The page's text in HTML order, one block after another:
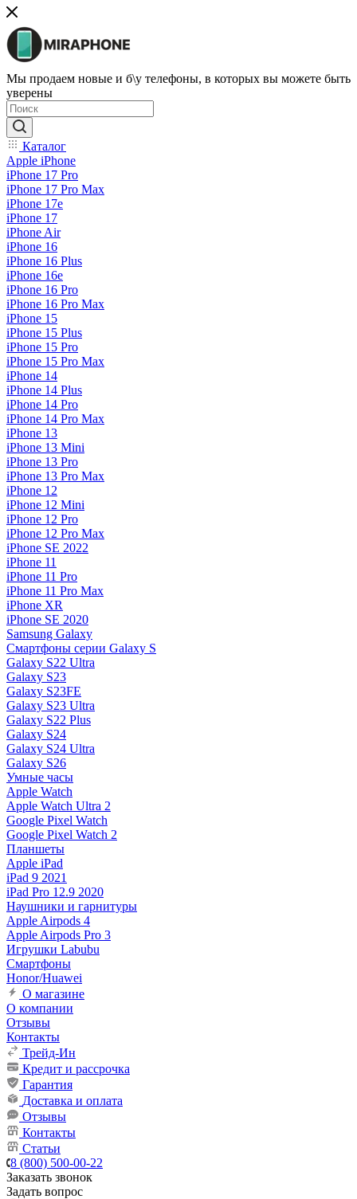
Мы продаем новые и б\у телефоны, в которых вы можете быть
уверены
Каталог
Apple iPhone
iPhone 17 Pro
iPhone 17 Pro Max
iPhone 17e
iPhone 17
iPhone Air
iPhone 16
iPhone 16 Plus
iPhone 16e
iPhone 16 Pro
iPhone 16 Pro Max
iPhone 15
iPhone 15 Plus
iPhone 15 Pro
iPhone 15 Pro Max
iPhone 14
iPhone 14 Plus
iPhone 14 Pro
iPhone 14 Pro Max
iPhone 13
iPhone 13 Mini
iPhone 13 Pro
iPhone 13 Pro Max
iPhone 12
iPhone 12 Mini
iPhone 12 Pro
iPhone 12 Pro Max
iPhone SE 2022
iPhone 11
iPhone 11 Pro
iPhone 11 Pro Max
iPhone XR
iPhone SE 2020
Samsung Galaxy
Смартфоны серии Galaxy S
Galaxy S22 Ultra
Galaxy S23
Galaxy S23FE
Galaxy S23 Ultra
Galaxy S22 Plus
Galaxy S24
Galaxy S24 Ultra
Galaxy S26
Умные часы
Apple Watch
Apple Watch Ultra 2
Google Pixel Watch
Google Pixel Watch 2
Планшеты
Apple iPad
iPad 9 2021
iPad Pro 12.9 2020
Наушники и гарнитуры
Apple Airpods 4
Apple Airpods Pro 3
Игрушки Labubu
Смартфоны
Honor/Huawei
О магазине
О компании
Отзывы
Контакты
Трейд-Ин
Кредит и рассрочка
Гарантия
Доставка и оплата
Отзывы
Контакты
Статьи
8 (800) 500-00-22
Заказать звонок
Задать вопрос